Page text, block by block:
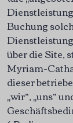
Buchung
über die Site,
Myriam-
dieser
„wir“, „uns“